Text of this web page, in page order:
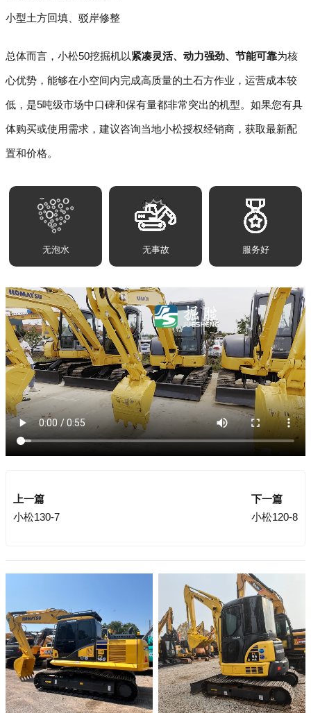
小型土方回填、驳岸修整
总体而言，小松50挖掘机以紧凑灵活、动力强劲、节能可靠为核
心优势，能够在小空间内完成高质量的土石方作业，运营成本较
低，是5吨级市场中口碑和保有量都非常突出的机型。如果您有具
体购买或使用需求，建议咨询当地小松授权经销商，获取最新配
置和价格。
无泡水 无事故 服务好
上一篇
小松130-7
下一篇
小松120-8